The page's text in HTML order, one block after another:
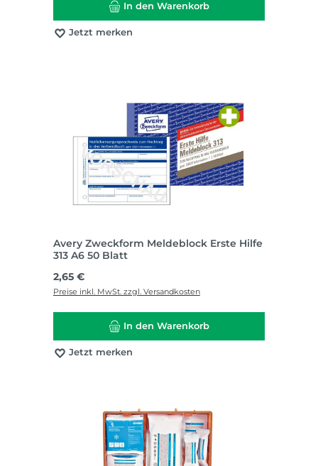
In den Warenkorb
Jetzt merken
Avery Zweckform Meldeblock Erste Hilfe
313 A6 50 Blatt
Regulärer Preis:
2,65 €
Preise inkl. MwSt. zzgl. Versandkosten
In den Warenkorb
Jetzt merken